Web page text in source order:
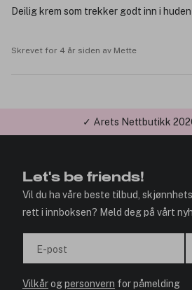
Deilig krem som trekker godt inn i huden
Skrevet for 4 år siden av Mette
✓ Årets Nettbutikk
Let's be friends!
Vil du ha våre beste tilbud,
rett i innboksen? Meld deg på vårt
E-post
Vilkårogpersonvern for påmelding